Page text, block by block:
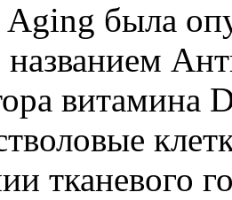
была
названием
витамина
тканевого